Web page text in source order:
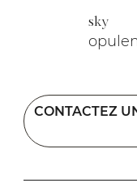
sky
CONTACTEZ